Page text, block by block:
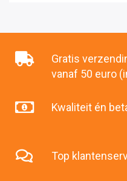
Gratis
vanaf 50 euro
Kwaliteit én
Top